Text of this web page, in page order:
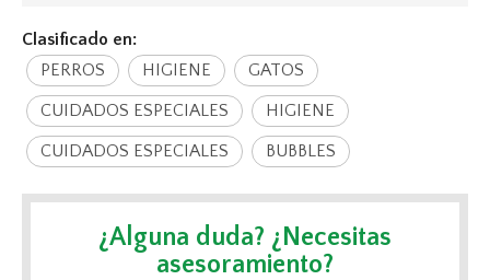
Clasificado en:
PERROS
HIGIENE GATOS
CUIDADOS ESPECIALES HIGIENE
CUIDADOS ESPECIALES BUBBLES
¿Alguna duda? ¿Necesitas
asesoramiento?